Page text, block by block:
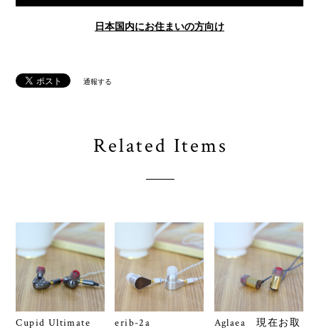
日本国内にお住まいの方向け
通報する
Related Items
Cupid Ultimate
erib-2a
Aglaea 現在お取